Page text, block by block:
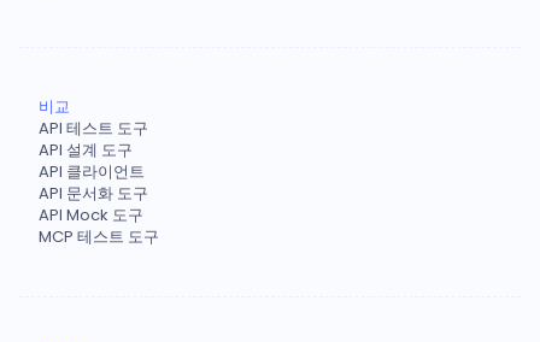
비교
API 테스트 도구
API 설계 도구
API 클라이언트
API 문서화 도구
API Mock 도구
MCP 테스트 도구